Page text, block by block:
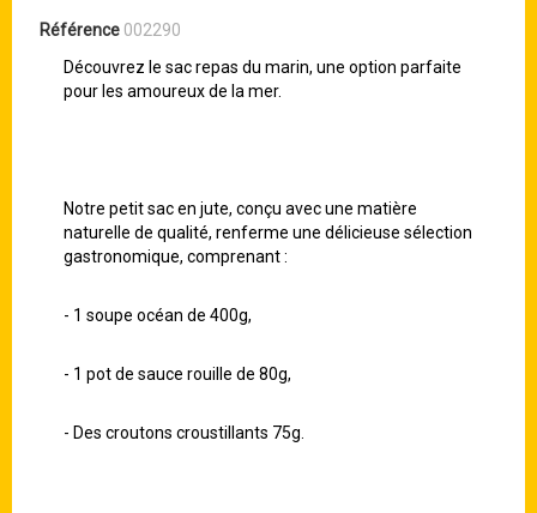
Référence 002290
Découvrez le sac repas du marin, une option parfaite
pour les amoureux de la mer.
Notre petit sac en jute, conçu avec une matière
naturelle de qualité, renferme une délicieuse sélection
gastronomique, comprenant :
- 1 soupe océan de 400g,
- 1 pot de sauce rouille de 80g,
- Des croutons croustillants 75g.